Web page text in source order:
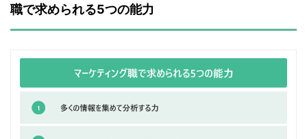
職で求められる5つの能力